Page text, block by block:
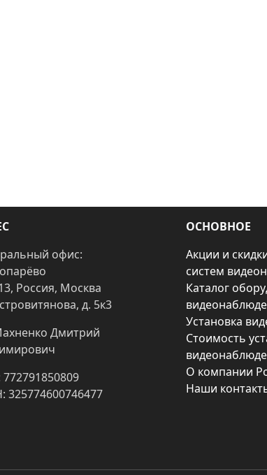
офис:
Россия, Москва
д. 5к3
Дмитрий
325774600746477
ОСНОВНОЕ
Акции и
систем
Каталог
Установка
Стоимость
О компании
Наши